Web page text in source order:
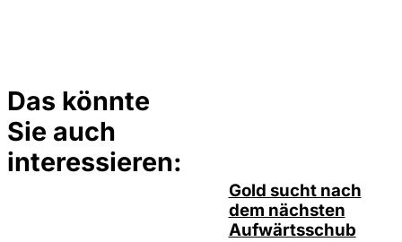
Das könnte
Sie auch
interessieren:
Gold sucht nach
dem nächsten
Aufwärtsschub